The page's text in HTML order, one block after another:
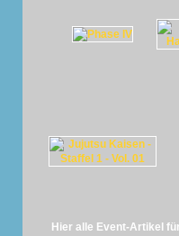
Hier alle Event-Artikel